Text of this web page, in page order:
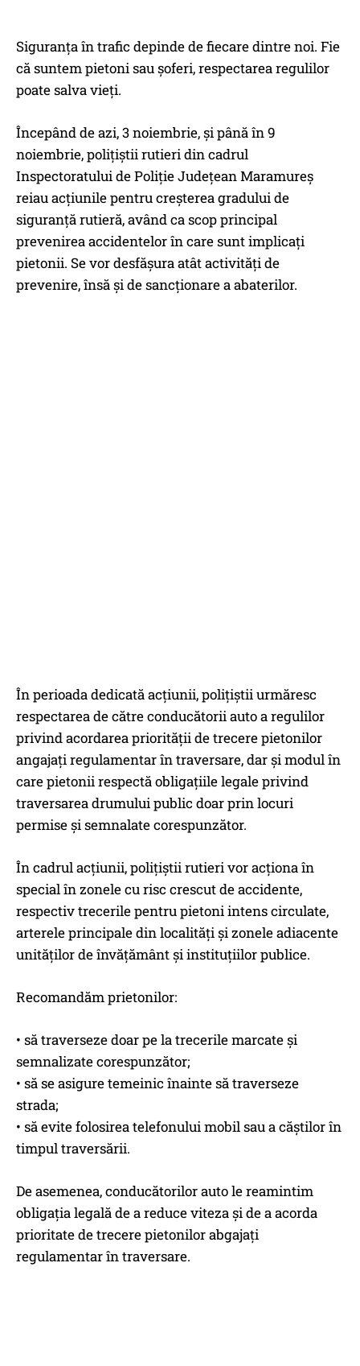
Siguranţa în trafic depinde de fiecare dintre noi. Fie
că suntem pietoni sau şoferi, respectarea regulilor
poate salva vieţi.
Începând de azi, 3 noiembrie, şi până în 9
noiembrie, polițiștii rutieri din cadrul
Inspectoratului de Poliție Județean Maramureș
reiau acțiunile pentru creșterea gradului de
siguranță rutieră, având ca scop principal
prevenirea accidentelor în care sunt implicați
pietonii. Se vor desfăşura atât activităţi de
prevenire, însă şi de sancţionare a abaterilor.
În perioada dedicată acțiunii, polițiștii urmăresc
respectarea de către conducătorii auto a regulilor
privind acordarea priorității de trecere pietonilor
angajați regulamentar în traversare, dar şi modul în
care pietonii respectă obligațiile legale privind
traversarea drumului public doar prin locuri
permise și semnalate corespunzător.
În cadrul acțiunii, polițiștii rutieri vor acționa în
special în zonele cu risc crescut de accidente,
respectiv trecerile pentru pietoni intens circulate,
arterele principale din localități și zonele adiacente
unităților de învățământ și instituțiilor publice.
Recomandăm prietonilor:
• să traverseze doar pe la trecerile marcate și
semnalizate corespunzător;
• să se asigure temeinic înainte să traverseze
strada;
• să evite folosirea telefonului mobil sau a căștilor în
timpul traversării.
De asemenea, conducătorilor auto le reamintim
obligația legală de a reduce viteza și de a acorda
prioritate de trecere pietonilor abgajați
regulamentar în traversare.